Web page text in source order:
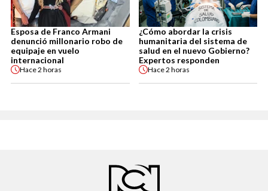
Esposa de Franco Armani
denunció millonario robo de
equipaje en vuelo
internacional
Hace2 horas
¿Cómo abordar la crisis
humanitaria del sistema de
salud en el nuevo Gobierno?
Expertos responden
Hace2 horas